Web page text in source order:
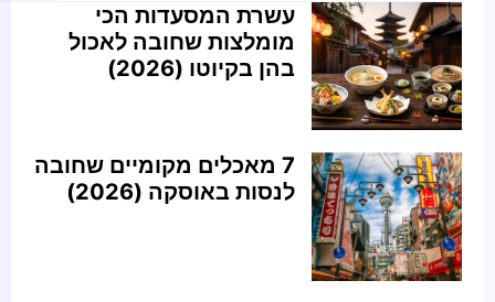
עשרת המסעדות הכי
מומלצות שחובה לאכול
בהן בקיוטו (2026)
7 מאכלים מקומיים שחובה
לנסות באוסקה (2026)